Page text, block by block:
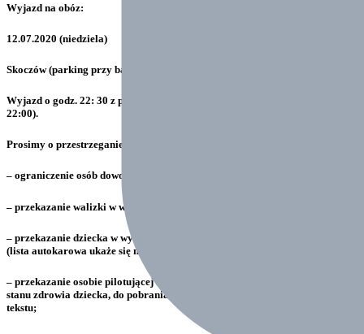
Wyjazd na obóz:
12.07.2020 (niedziela)
Skoczów (parking przy basenie Delfin) – Dźwirzyno Stanica Wodna
Wyjazd o godz. 22: 30 z parkingu targowiska przy basenie Delfin (zbiórka
22:00).
Prosimy o przestrzeganie następujących zasad:
– ograniczenie osób dowożących dziecko na zbiórkę;
– przekazanie walizki w wyznaczonej strefie;
– przekazanie dziecka w wyznaczonej strefie przy przypisanym autokarze
(lista autokarowa ukaże się na stronie na dwa dni przed wyjazdem);
– przekazanie osobie pilotującej autokar podpisane oświadczenie dotyczące
stanu zdrowia dziecka, do pobrania, wydrukowania i podpisania na dole
tekstu;